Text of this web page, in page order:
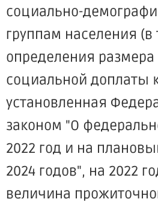
социально-
группам населения
определения
социальной доплаты
установленная
законом "О
2022 год и на
2024 годов", на 2022
величина